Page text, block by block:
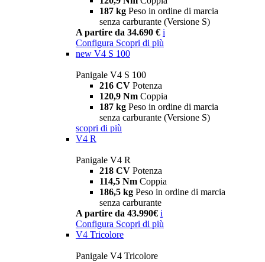
187 kg Peso in ordine di marcia
senza carburante (Versione S)
A partire da 34.690 € i
Configura Scopri di più
new V4 S 100
Panigale V4 S 100
216 CV Potenza
120,9 Nm Coppia
187 kg Peso in ordine di marcia
senza carburante (Versione S)
scopri di più
V4 R
Panigale V4 R
218 CV Potenza
114,5 Nm Coppia
186,5 kg Peso in ordine di marcia
senza carburante
A partire da 43.990€ i
Configura Scopri di più
V4 Tricolore
Panigale V4 Tricolore